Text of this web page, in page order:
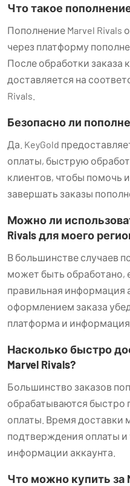
Что такое
Пополнение Marvel Rivals
через платформу
После обработки заказа
доставляется на
Rivals.
Безопасно ли
Да. KeyGold
оплаты, быструю
клиентов, чтобы помочь
завершать заказы
Можно ли
Rivals для моего
В большинстве случаев
может быть обработано,
правильная информация
оформлением заказа
платформа и информация
Насколько быстро
Marvel Rivals?
Большинство заказов
обрабатываются быстро
оплаты. Время доставки
подтверждения оплаты
информации аккаунта.
Что можно купить за